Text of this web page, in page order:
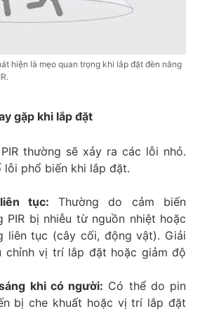
hiện là mẹo quan trọng khi lắp đặt đèn năng
gặp khi lắp đặt
thường sẽ xảy ra các lỗi nhỏ.
phổ biến khi lắp đặt.
tục: Thường do cảm biến
PIR bị nhiễu từ nguồn nhiệt hoặc
liên tục (cây cối, động vật). Giải
chỉnh vị trí lắp đặt hoặc giảm độ
khi có người: Có thể do pin
bị che khuất hoặc vị trí lắp đặt